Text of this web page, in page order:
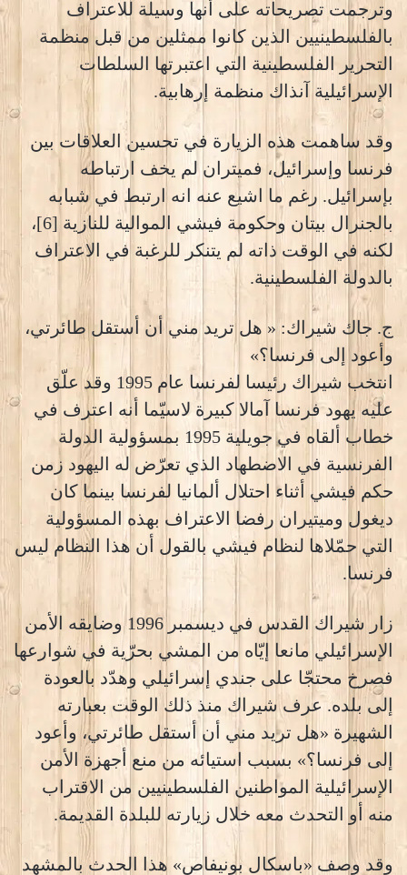
وترجمت تصريحاته على أنها وسيلة للاعتراف
بالفلسطينيين الذين كانوا ممثلين من قبل منظمة
التحرير الفلسطينية التي اعتبرتها السلطات
الإسرائيلية آنذاك منظمة إرهابية.
وقد ساهمت هذه الزيارة في تحسين العلاقات بين
فرنسا وإسرائيل، فميتران لم يخف ارتباطه
بإسرائيل. رغم ما اشيع عنه انه ارتبط في شبابه
بالجنرال بيتان وحكومة فيشي الموالية للنازية [6]،
لكنه في الوقت ذاته لم يتنكر للرغبة في الاعتراف
بالدولة الفلسطينية.
ج. جاك شيراك: « هل تريد مني أن أستقل طائرتي،
وأعود إلى فرنسا؟»
انتخب شيراك رئيسا لفرنسا عام 1995 وقد علّق
عليه يهود فرنسا آمالا كبيرة لاسيّما أنه اعترف في
خطاب ألقاه في جويلية 1995 بمسؤولية الدولة
الفرنسية في الاضطهاد الذي تعرّض له اليهود زمن
حكم فيشي أثناء احتلال ألمانيا لفرنسا بينما كان
ديغول وميتيران رفضا الاعتراف بهذه المسؤولية
التي حمّلاها لنظام فيشي بالقول أن هذا النظام ليس
فرنسا.
زار شيراك القدس في ديسمبر 1996 وضايقه الأمن
الإسرائيلي مانعا إيّاه من المشي بحرّية في شوارعها
فصرخ محتجّا على جندي إسرائيلي وهدّد بالعودة
إلى بلده. عرف شيراك منذ ذلك الوقت بعبارته
الشهيرة «هل تريد مني أن أستقل طائرتي، وأعود
إلى فرنسا؟» بسبب استيائه من منع أجهزة الأمن
الإسرائيلية المواطنين الفلسطينيين من الاقتراب
منه أو التحدث معه خلال زيارته للبلدة القديمة.
وقد وصف «باسكال بونيفاص» هذا الحدث بالمشهد